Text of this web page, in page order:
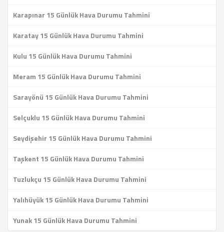
Karapınar 15 Günlük Hava Durumu Tahmini
Karatay 15 Günlük Hava Durumu Tahmini
Kulu 15 Günlük Hava Durumu Tahmini
Meram 15 Günlük Hava Durumu Tahmini
Sarayönü 15 Günlük Hava Durumu Tahmini
Selçuklu 15 Günlük Hava Durumu Tahmini
Seydişehir 15 Günlük Hava Durumu Tahmini
Taşkent 15 Günlük Hava Durumu Tahmini
Tuzlukçu 15 Günlük Hava Durumu Tahmini
Yalıhüyük 15 Günlük Hava Durumu Tahmini
Yunak 15 Günlük Hava Durumu Tahmini